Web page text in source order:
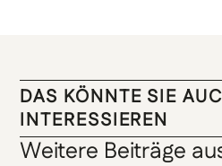
DAS KÖNNTE SIE
INTERESSIEREN
Weitere Beiträge